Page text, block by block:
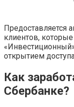
Предоставляется
клиентов,
открытием
Как
Сбербанке?